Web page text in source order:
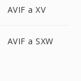
AVIF a XV
AVIF a SXW